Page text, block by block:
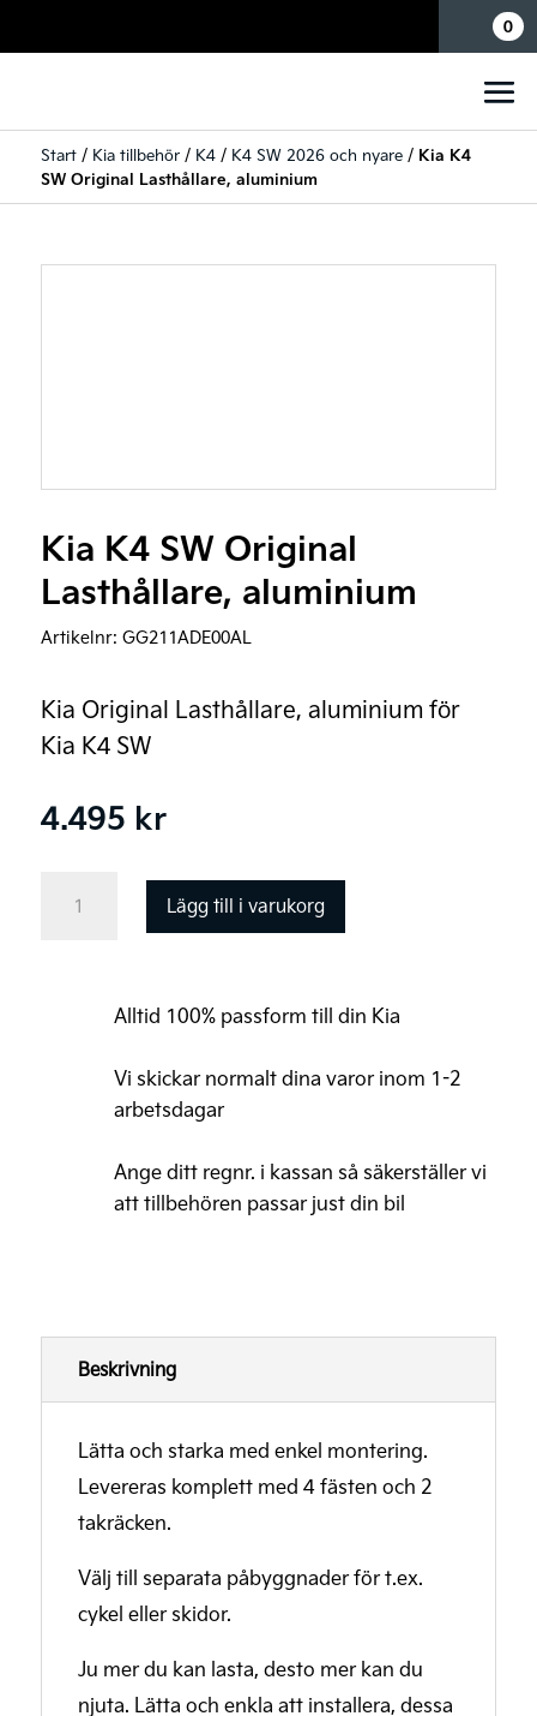
0
Start/ Kia tillbehör/ K4/ K4 SW 2026 och nyare/ Kia K4
SW Original Lasthållare, aluminium
Kia K4 SW Original
Lasthållare, aluminium
Artikelnr: GG211ADE00AL
Kia Original Lasthållare, aluminium för
Kia K4 SW
4.495 kr
Lasthållare,
aluminium
Lägg till i varukorg
Alltid 100% passform till din Kia
Vi skickar normalt dina varor inom 1-2
arbetsdagar
Ange ditt regnr. i kassan så säkerställer vi
att tillbehören passar just din bil
Beskrivning
Lätta och starka med enkel montering.
Levereras komplett med 4 fästen och 2
takräcken.
Välj till separata påbyggnader för t.ex.
cykel eller skidor.
Ju mer du kan lasta, desto mer kan du
njuta. Lätta och enkla att installera, dessa